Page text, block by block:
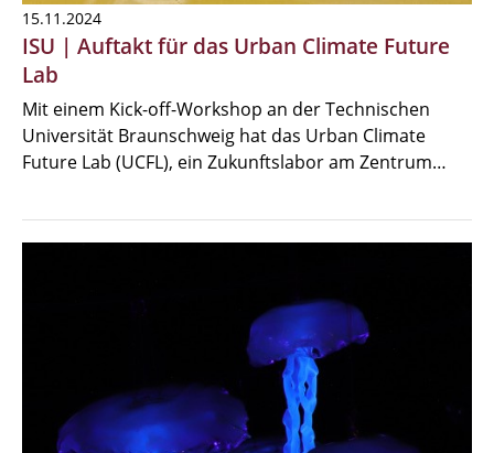
15.11.2024
ISU | Auftakt für das Urban Climate Future
Lab
Mit einem Kick-off-Workshop an der Technischen
Universität Braunschweig hat das Urban Climate
Future Lab (UCFL), ein Zukunftslabor am Zentrum…